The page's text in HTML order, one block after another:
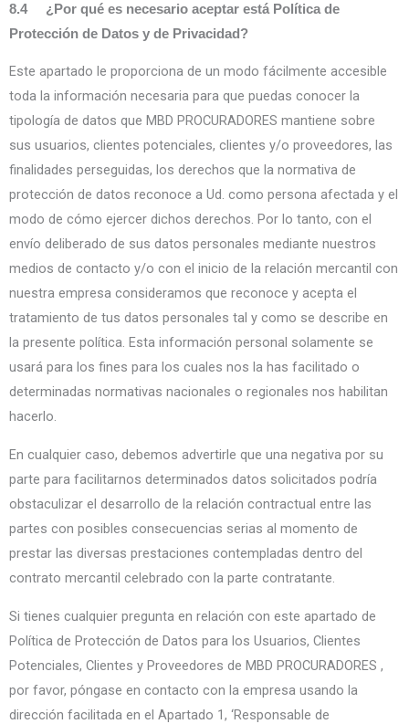
8.4 ¿Por qué es necesario aceptar está Política de
Protección de Datos y de Privacidad?
Este apartado le proporciona de un modo fácilmente accesible
toda la información necesaria para que puedas conocer la
tipología de datos que MBD PROCURADORES mantiene sobre
sus usuarios, clientes potenciales, clientes y/o proveedores, las
finalidades perseguidas, los derechos que la normativa de
protección de datos reconoce a Ud. como persona afectada y el
modo de cómo ejercer dichos derechos. Por lo tanto, con el
envío deliberado de sus datos personales mediante nuestros
medios de contacto y/o con el inicio de la relación mercantil con
nuestra empresa consideramos que reconoce y acepta el
tratamiento de tus datos personales tal y como se describe en
la presente política. Esta información personal solamente se
usará para los fines para los cuales nos la has facilitado o
determinadas normativas nacionales o regionales nos habilitan
hacerlo.
En cualquier caso, debemos advertirle que una negativa por su
parte para facilitarnos determinados datos solicitados podría
obstaculizar el desarrollo de la relación contractual entre las
partes con posibles consecuencias serias al momento de
prestar las diversas prestaciones contempladas dentro del
contrato mercantil celebrado con la parte contratante.
Si tienes cualquier pregunta en relación con este apartado de
Política de Protección de Datos para los Usuarios, Clientes
Potenciales, Clientes y Proveedores de MBD PROCURADORES ,
por favor, póngase en contacto con la empresa usando la
dirección facilitada en el Apartado 1, ‘Responsable de